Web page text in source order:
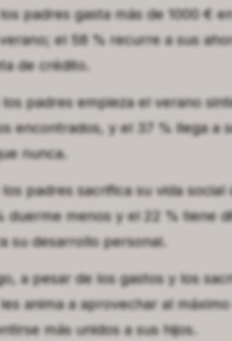
padres gasta más de 1000 €
el 58 % recurre a sus
de crédito.
padres empieza el verano
encontrados, y el 37 % llega a
nunca.
padres sacrifica su vida
duerme menos y el 22 % tiene
su desarrollo personal.
a pesar de los gastos y los
anima a aprovechar al
más unidos a sus hijos.